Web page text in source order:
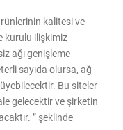
kalitesi ve
kurulu ilişkimiz
ağı genişleme
sayıda olursa, ağ
Bu siteler
gelecektir ve şirketin
” şeklinde